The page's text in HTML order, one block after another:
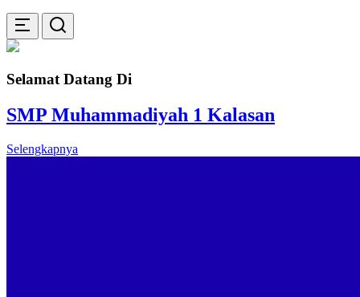
Selamat Datang Di
SMP Muhammadiyah 1 Kalasan
Selengkapnya